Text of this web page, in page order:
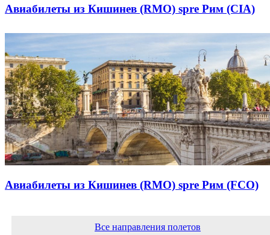
Авиабилеты из Кишинев (RMO) spre Рим (CIA)
Авиабилеты из Кишинев (RMO) spre Рим (FCO)
Все направления полетов